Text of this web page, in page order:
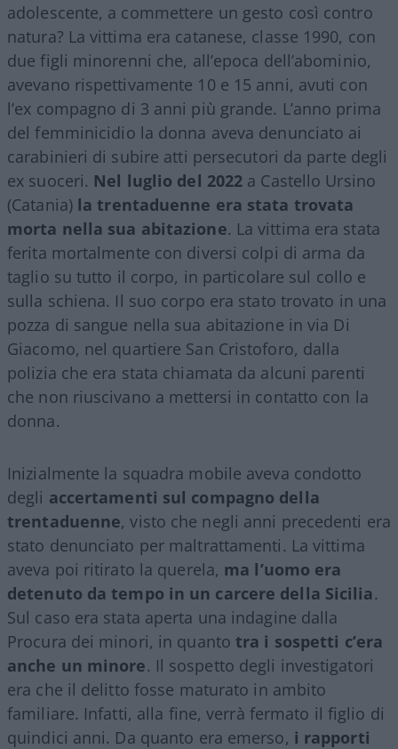
adolescente, a commettere un gesto così contro
natura? La vittima era catanese, classe 1990, con
due figli minorenni che, all’epoca dell’abominio,
avevano rispettivamente 10 e 15 anni, avuti con
l’ex compagno di 3 anni più grande. L’anno prima
del femminicidio la donna aveva denunciato ai
carabinieri di subire atti persecutori da parte degli
ex suoceri. Nel luglio del 2022 a Castello Ursino
(Catania)la trentaduenne era stata trovata
morta nella sua abitazione. La vittima era stata
ferita mortalmente con diversi colpi di arma da
taglio su tutto il corpo, in particolare sul collo e
sulla schiena. Il suo corpo era stato trovato in una
pozza di sangue nella sua abitazione in via Di
Giacomo, nel quartiere San Cristoforo, dalla
polizia che era stata chiamata da alcuni parenti
che non riuscivano a mettersi in contatto con la
donna.
Inizialmente la squadra mobile aveva condotto
degli accertamenti sul compagno della
trentaduenne, visto che negli anni precedenti era
stato denunciato per maltrattamenti. La vittima
aveva poi ritirato la querela, ma l’uomo era
detenuto da tempo in un carcere della Sicilia.
Sul caso era stata aperta una indagine dalla
Procura dei minori, in quantotra i sospetti c’era
anche un minore. Il sospetto degli investigatori
era che il delitto fosse maturato in ambito
familiare. Infatti, alla fine, verrà fermato il figlio di
quindici anni. Da quanto era emerso, i rapporti